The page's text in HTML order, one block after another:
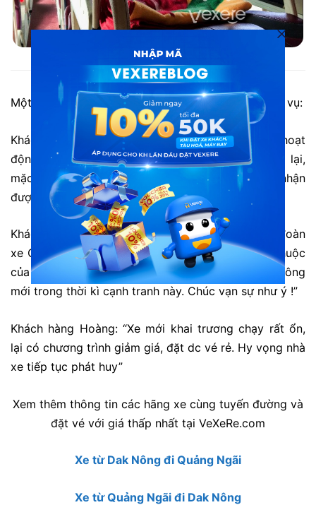
Xe Quốc Đạt Dak Nông đi Quảng Ngãi
Một số đánh giá từ khách hàng đã trải nghiệm dịch vụ:
Khách hàng L. Đức: “Từ khi xe Quốc Đạt đi vào hoạt
động rất thuận tiện cho người dân trong việc đi lại,
mặc dù các dịch vụ chưa tốt nhất nhưng chấp nhận
được. Luôn ủng hộ Quốc Đạt từ trước đến nay.”
Khách hàng T. Nguyên: “Gia đình đồng hành cùng đoàn
xe Quốc Đạt từ trước đến nay. Khách hàng quen thuộc
của Quốc Đạt. Mong đoàn xe gặt hái nhiều thành công
mới trong thời kì cạnh tranh này. Chúc vạn sự như ý !”
Khách hàng Hoàng: “Xe mới khai trương chạy rất ổn,
lại có chương trình giảm giá, đặt dc vé rẻ. Hy vọng nhà
xe tiếp tục phát huy”
Xem thêm thông tin các hãng xe cùng tuyến đường và
đặt vé với giá thấp nhất tại VeXeRe.com
Xe từ Dak Nông đi Quảng Ngãi
Xe từ Quảng Ngãi đi Dak Nông